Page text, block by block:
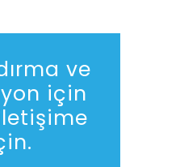
ve
için